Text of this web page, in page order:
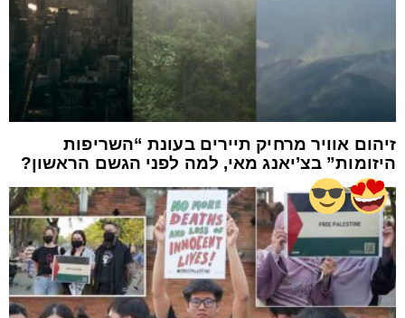
זיהום אוויר מרחיק תיירים בעונת “השריפות
היזומות” בצ’יאנג מאי, למה לפני הגשם הראשון?